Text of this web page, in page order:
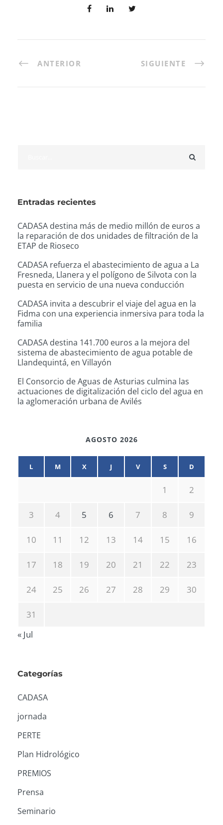
ANTERIOR SIGUIENTE
Entradas recientes
CADASA destina más de medio millón de euros a
la reparación de dos unidades de filtración de la
ETAP de Rioseco
CADASA refuerza el abastecimiento de agua a La
Fresneda, Llanera y el polígono de Silvota con la
puesta en servicio de una nueva conducción
CADASA invita a descubrir el viaje del agua en la
Fidma con una experiencia inmersiva para toda la
familia
CADASA destina 141.700 euros a la mejora del
sistema de abastecimiento de agua potable de
Llandequintá, en Villayón
El Consorcio de Aguas de Asturias culmina las
actuaciones de digitalización del ciclo del agua en
la aglomeración urbana de Avilés
AGOSTO 2026
L M X J V S D
1 2
3 4 5 6 7 8 9
10 11 12 13 14 15 16
17 18 19 20 21 22 23
24 25 26 27 28 29 30
31
« Jul
Categorías
CADASA
jornada
PERTE
Plan Hidrológico
PREMIOS
Prensa
Seminario